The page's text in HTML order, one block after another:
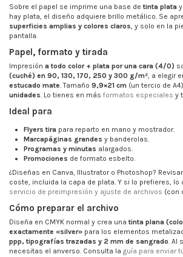
Sobre el papel se imprime una base de tinta plata
hay plata, el diseño adquiere brillo metálico. Se
superficies amplias y colores claros, y solo en la
pantalla.
Papel, formato y tirada
Impresión a todo color + plata por una cara (4/0)
(cuché) en 90, 130, 170, 250 y 300 g/m², a elegir
estucado mate. Tamaño 9,9×21 cm (un tercio de
unidades. Lo tienes en más formatos especiales y
Ideal para
Flyers tira para reparto en mano y mostrador.
Marcapáginas grandes y banderolas.
Programas y minutas alargados.
Promociones de formato esbelto.
¿Diseñas en Canva, Illustrator o Photoshop?
coste, incluida la capa de plata. Y si lo prefieres,
servicio de preimpresión y ajuste de archivos (con
Cómo preparar el archivo
Diseña en CMYK normal y crea una tinta plana
exactamente «silver» para los elementos
ppp, tipografías trazadas y 2 mm de sangrado .
necesitas el anverso. Consulta la guía para enviar